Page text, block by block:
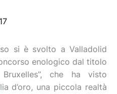
si è svolto a Valladolid
enologico dal titolo
che ha visto
d’oro, una piccola realtà